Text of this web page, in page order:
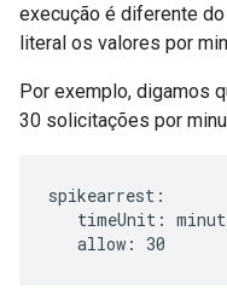
execução é diferente
literal os valores por
Por exemplo, digamos
30 solicitações por
spikearrest:
timeUnit:
   allow: 30